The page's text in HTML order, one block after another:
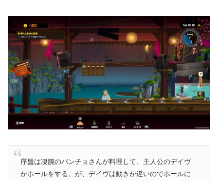
序盤は凄腕のバンチョさんが料理して、主人公のデイヴ
がホールをする。が、デイヴは動きが遅いのでホールに